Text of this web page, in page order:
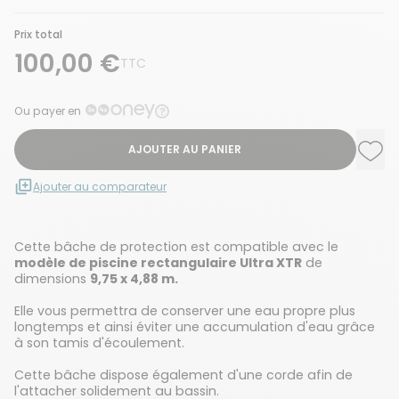
Prix total
100,00 €TTC
Ou payer en
AJOUTER AU PANIER
Ajouter au comparateur
Cette bâche de protection est compatible avec le
modèle de piscine rectangulaire Ultra XTR de
dimensions 9,75 x 4,88 m.
Elle vous permettra de conserver une eau propre plus
longtemps et ainsi éviter une accumulation d'eau grâce
à son tamis d'écoulement.
Cette bâche dispose également d'une corde afin de
l'attacher solidement au bassin.